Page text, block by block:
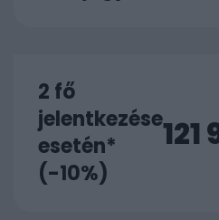
jelentkezése
esetén*
(-10%)